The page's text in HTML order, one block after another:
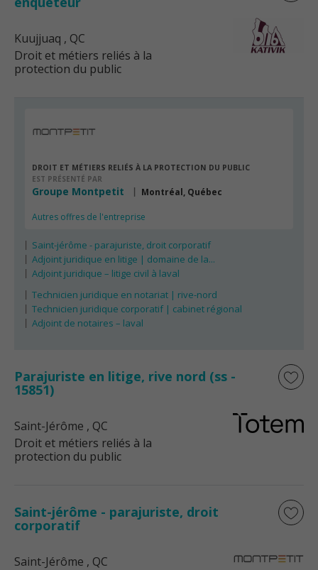
Kuujjuaq , QC
Droit et métiers reliés à la
protection du public
DROIT ET MÉTIERS RELIÉS À LA PROTECTION DU PUBLIC
EST PRÉSENTÉ PAR
Groupe Montpetit Montréal, Québec
Autres offres de l'entreprise
Saint-jérôme - parajuriste, droit corporatif
Adjoint juridique en litige | domaine de la...
Adjoint juridique – litige civil à laval
Technicien juridique en notariat | rive-nord
Technicien juridique corporatif | cabinet régional
Adjoint de notaires – laval
Parajuriste en litige, rive nord (ss -
15851)
Saint-Jérôme , QC
Droit et métiers reliés à la
protection du public
Saint-jérôme - parajuriste, droit
corporatif
Saint-Jérôme , QC